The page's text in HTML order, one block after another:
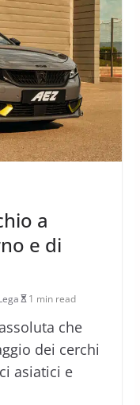
a
e di
1 min read
che
dei cerchi
asiatici e